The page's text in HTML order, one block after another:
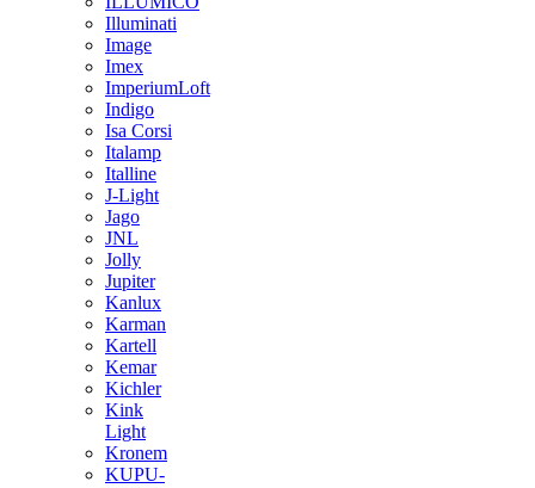
Illuminati
Image
Imex
ImperiumLoft
Indigo
Isa Corsi
Italamp
Italline
J-Light
Jago
JNL
Jolly
Jupiter
Kanlux
Karman
Kartell
Kemar
Kichler
Kink
Light
Kronem
KUPU-